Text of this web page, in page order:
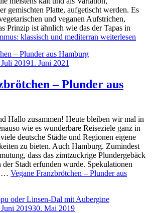
gemischten Platte, aufgetischt werden. Es
und veganen Aufstrichen,
Prinzip ist ähnlich wie das der Tapas in
klassisch und mediterran weiterlesen
20191. Juni 2021
– Plunder aus
Hallo zusammen! Heute bleiben wir mal in
wie es wunderbare Reiseziele ganz in
deutsche Städte und Regionen eigene
zu bieten. Auch Hamburg. Zumindest
dass das zimtzuckrige Plundergebäck
Stadt erfunden wurde. Spekulationen
… Vegane Franzbrötchen – Plunder aus
201930. Mai 2019